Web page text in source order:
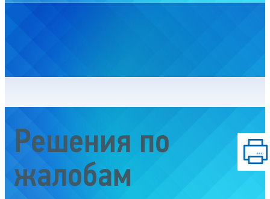
Решения по
жалобам